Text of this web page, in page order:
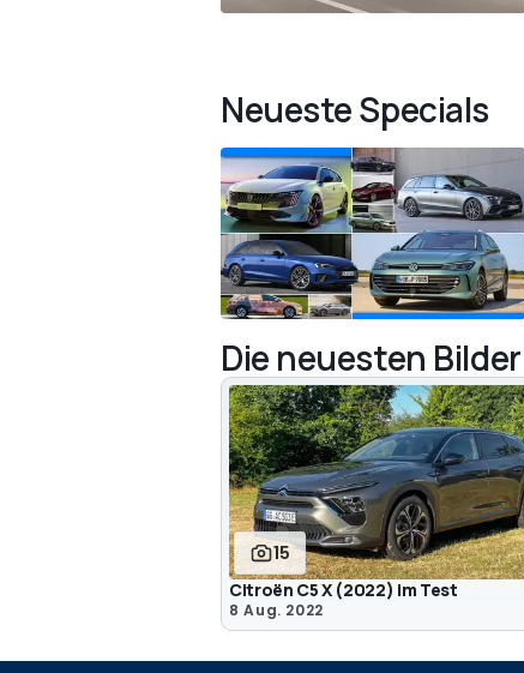
Neueste Specials
Die neuesten Bilder
15
Citroën C5 X (2022) im Test
8 Aug. 2022